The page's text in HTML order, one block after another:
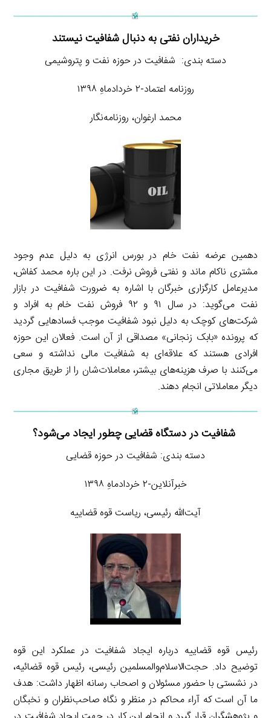
خریداران نفتی به دنبال شفافیت نیستند
دسته بندی: شفافیت در حوزه نفت و پتروشیمی
روزنامه اعتماد-۲ خردادماهِ ۱۳۹۸
محمد ارغوان، روزنامه‌نگار
دهمین عرضه نفت خام در بورس انرژی به دلیل عدم وجود
مشتری ناکام ماند و نفتی فروش نرفت. در این باره محمد کفاش،
مدیرعامل کارگزاری خبرگان با اشاره به ضرورت شفافیت در بازار
نفت می‌گوید: در سال ۹۱ و ۹۲ فروش نفت خام به افراد و
شرکت‌های کوچک به دلیل نبود شفافیت موجب فسادهایی گردید
که پرونده «بابک زنجانی» مصداقی از آن است. فعالان این حوزه
افرادی هستند که علاقه‌ای به شفافیت مالی نداشته و سعی
می‌کنند با صرف هزینه‌های بیشتر، معاملات‌شان را از طریق مجاری
دیگر معاملاتی انجام دهند.
شفافیت در دستگاه قضایی چطور ایجاد می‌شود؟
دسته بندی: شفافیت در حوزه قضایی
خبرآنلاین-۲ خردادماهِ ۱۳۹۸
آیت‌الله رئیسی، ریاست قوه قضاییه
رئیس قوه قضاییه درباره ایجاد شفافیت در عملکرد این قوه
توضیح داد. حجت‌الاسلام‌والمسلمین رئیسی، رئیس قوه قضائیه،
در نشستی با حضور مسئولان و اصحاب رسانه اظهار داشت: هدف
ما آن است که آراء محاکم در منظر و نگاه صاحب‌نظران و نخبگان